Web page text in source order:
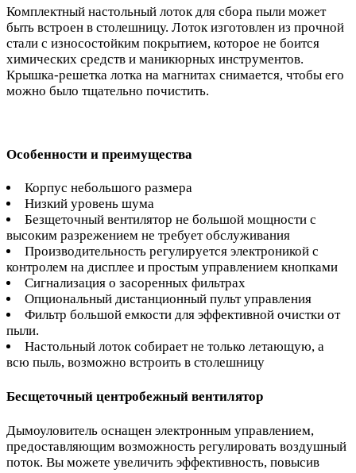
Комплектный настольный лоток для сбора пыли может
быть встроен в столешницу. Лоток изготовлен из прочной
стали с износостойким покрытием, которое не боится
химических средств и маникюрных инструментов.
Крышка-решетка лотка на магнитах снимается, чтобы его
можно было тщательно почистить.
Особенности и преимущества
Корпус небольшого размера
Низкий уровень шума
Безщеточный вентилятор не большой мощности с
высоким разрежением не требует обслуживания
Производительность регулируется электроникой с
контролем на дисплее и простым управлением кнопками
Сигнализация о засоренных фильтрах
Опциональный дистанционный пульт управления
Фильтр большой емкости для эффективной очистки от
пыли.
Настольный лоток собирает не только летающую, а
всю пыль, возможно встроить в столешницу
Бесщеточный центробежный вентилятор
Дымоуловитель оснащен электронным управлением,
предоставляющим возможность регулировать воздушный
поток. Вы можете увеличить эффективность, повысив